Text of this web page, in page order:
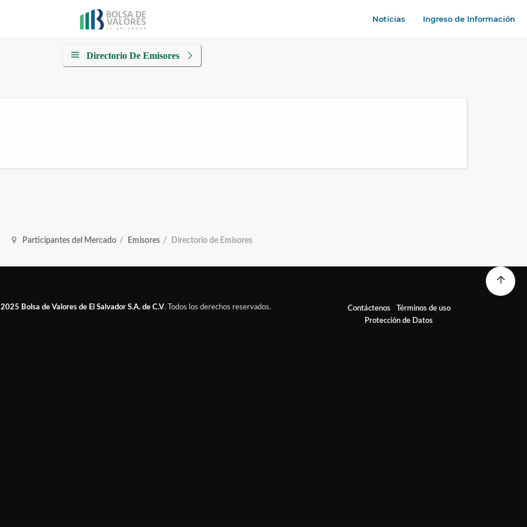
Noticias Ingreso de Información
Directorio De Emisores
Participantes del Mercado Emisores Directorio de Emisores
Bolsa de Valores de El Salvador S.A. de C.V. Todos los derechos reservados. Contáctenos
Términos de uso
Protección de Datos